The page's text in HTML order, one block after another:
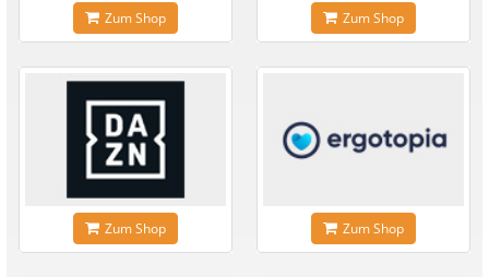
Zum Shop Zum Shop
Zum Shop Zum Shop